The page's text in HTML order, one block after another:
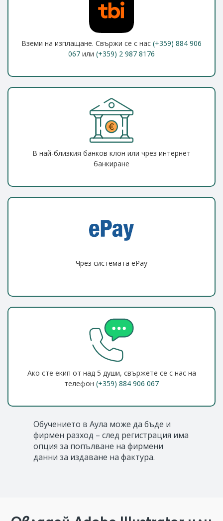
Вземи на изплащане. Свържи се с нас (+359) 884 906
067 или (+359) 2 987 8176
В най-близкия банков клон или чрез интернет
банкиране
Чрез системата ePay
Ако сте екип от над 5 души, свържете се с нас на
телефон (+359) 884 906 067
Обучението в Аула може да бъде и
фирмен разход – след регистрация има
опция за попълване на фирмени
данни за издаване на фактура.